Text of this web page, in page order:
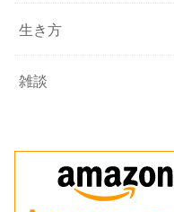
生き方
雑談